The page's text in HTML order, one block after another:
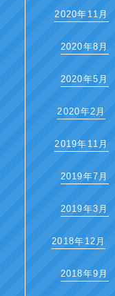
2020年11月
2020年8月
2020年5月
2020年2月
2019年11月
2019年7月
2019年3月
2018年12月
2018年9月